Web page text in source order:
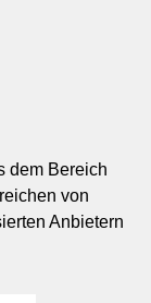
in
als Teil
dem Bereich
von
Anbietern